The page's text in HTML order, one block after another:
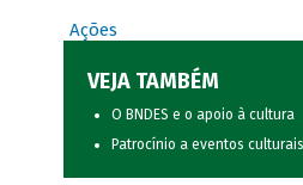
Ações
VEJA TAMBÉM
O BNDES e o apoio à cultura
Patrocínio a eventos culturais